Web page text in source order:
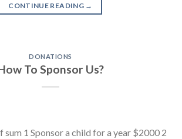
CONTINUE READING →
DONATIONS
To Sponsor Us?
1 Sponsor a child for a year $2000 2